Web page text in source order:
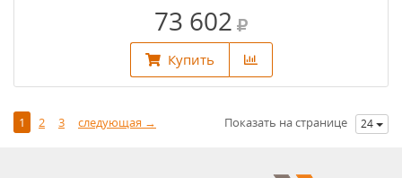
73 602
Купить
1 2 3 следующая → Показать на странице 24